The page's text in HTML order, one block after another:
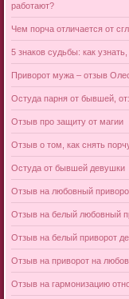
работают?
Чем порча отличается от
5 знаков судьбы: как
Приворот мужа – отзыв
Остуда парня от бывшей,
Отзыв про защиту от магии
Отзыв о том, как снять
Остуда от бывшей девушки
Отзыв на любовный
Отзыв на белый любовный
Отзыв на белый приворот
Отзыв на приворот на
Отзыв на гармонизацию